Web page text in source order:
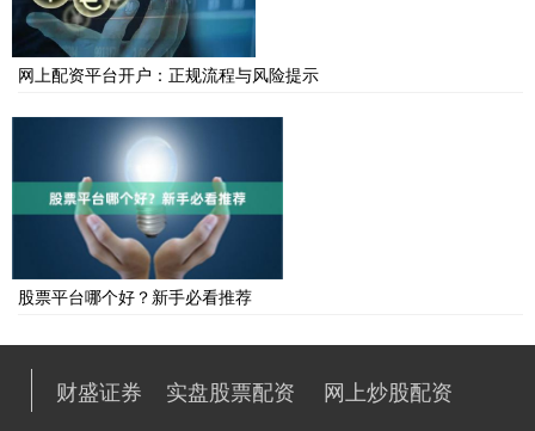
网上配资平台开户：正规流程与风险提示
股票平台哪个好？新手必看推荐
财盛证券 实盘股票配资 网上炒股配资